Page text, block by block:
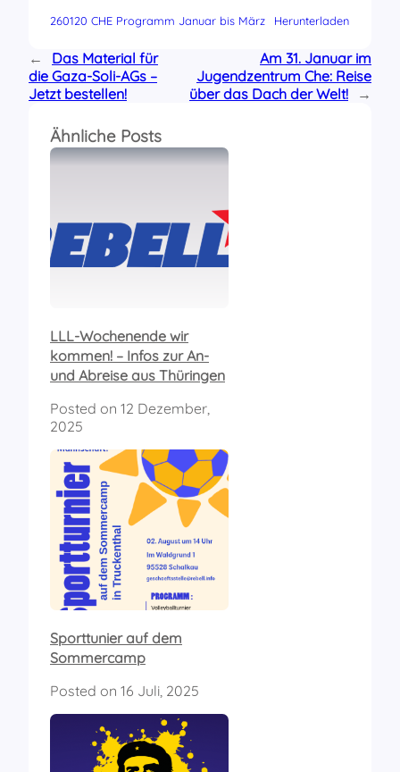
260120 CHE Programm Januar bis März Herunterladen
←
Das Material für
die Gaza-Soli-AGs –
Jetzt bestellen!
Am 31. Januar im
Jugendzentrum Che: Reise
über das Dach der Welt!
→
Ähnliche Posts
LLL-Wochenende wir
kommen! – Infos zur An-
und Abreise aus Thüringen
Posted on 12 Dezember,
2025
Sporttunier auf dem
Sommercamp
Posted on 16 Juli, 2025